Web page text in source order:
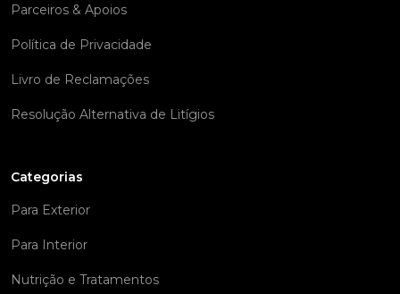
Parceiros & Apoios
Política de Privacidade
Livro de Reclamações
Resolução Alternativa de Litígios
Categorias
Para Exterior
Para Interior
Nutrição e Tratamentos